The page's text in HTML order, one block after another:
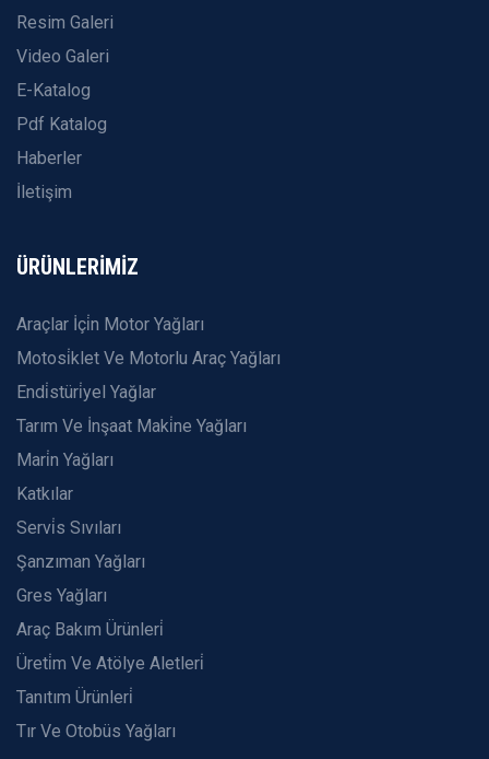
Resim Galeri
Video Galeri
E-Katalog
Pdf Katalog
Haberler
İletişim
ÜRÜNLERİMİZ
Araçlar İçi̇n Motor Yağları
Motosi̇klet Ve Motorlu Araç Yağları
Endi̇stüri̇yel Yağlar
Tarım Ve İnşaat Maki̇ne Yağları
Mari̇n Yağları
Katkılar
Servi̇s Sıvıları
Şanzıman Yağları
Gres Yağları
Araç Bakım Ürünleri̇
Üreti̇m Ve Atölye Aletleri̇
Tanıtım Ürünleri̇
Tır Ve Otobüs Yağları